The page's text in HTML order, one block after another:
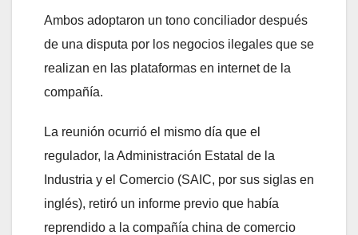
Ambos adoptaron un tono conciliador después
de una disputa por los negocios ilegales que se
realizan en las plataformas en internet de la
compañía.
La reunión ocurrió el mismo día que el
regulador, la Administración Estatal de la
Industria y el Comercio (SAIC, por sus siglas en
inglés), retiró un informe previo que había
reprendido a la compañía china de comercio